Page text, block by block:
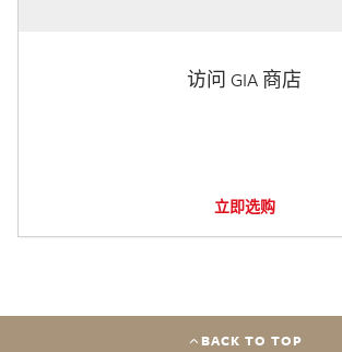
访问 GIA 商店
立即选购
BACK TO TOP